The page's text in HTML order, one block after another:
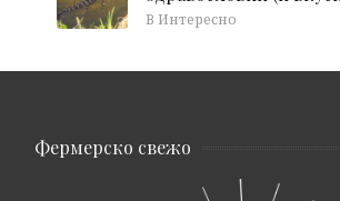
В Интересно
Фермерско свежо